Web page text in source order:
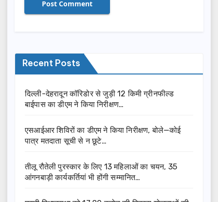
Recent Posts
दिल्ली-देहरादून कॉरिडोर से जुड़ी 12 किमी ग्रीनफील्ड
बाईपास का डीएम ने किया निरीक्षण…
एसआईआर शिविरों का डीएम ने किया निरीक्षण, बोले—कोई
पात्र मतदाता सूची से न छूटे…
तीलू रौतेली पुरस्कार के लिए 13 महिलाओं का चयन, 35
आंगनबाड़ी कार्यकर्तियां भी होंगी सम्मानित…